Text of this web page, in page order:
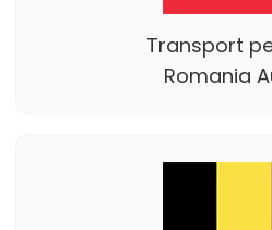
Transport
Romania